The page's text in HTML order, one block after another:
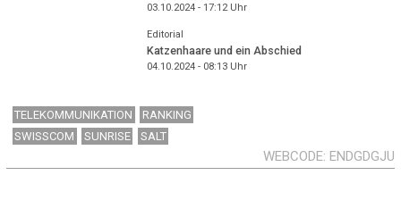
03.10.2024 - 17:12Uhr
Editorial
Katzenhaare und ein Abschied
04.10.2024 - 08:13Uhr
TELEKOMMUNIKATION
RANKING
SWISSCOM
SUNRISE SALT
WEBCODE ENDGDGJU